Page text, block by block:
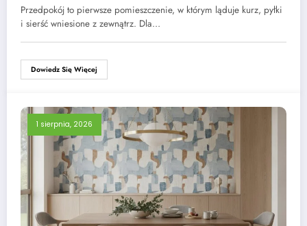
Przedpokój to pierwsze pomieszczenie, w którym ląduje kurz, pyłki
i sierść wniesione z zewnątrz. Dla…
Dowiedz Się Więcej
1 sierpnia, 2026